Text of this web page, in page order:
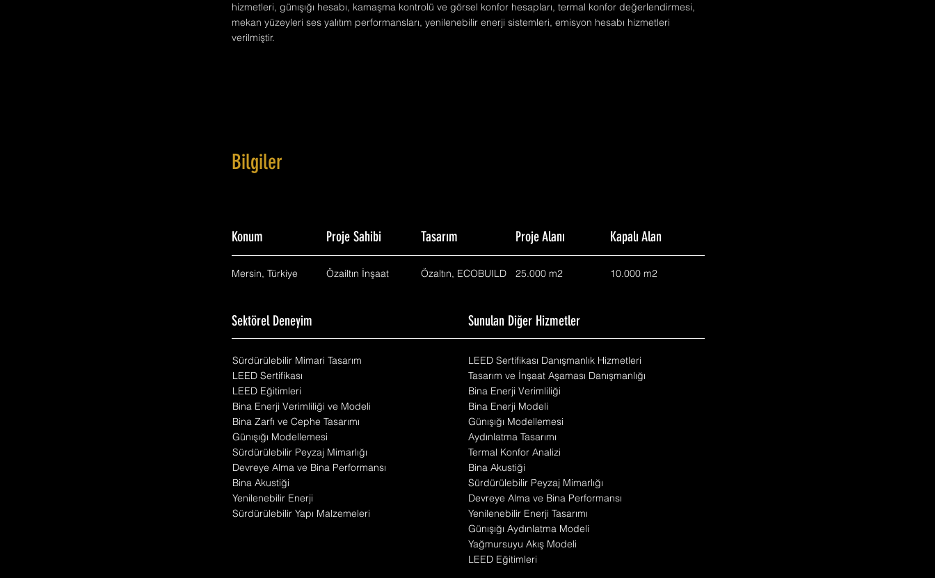
hizmetleri, günışığı hesabı, kamaşma kontrolü ve görsel konfor hesapları, termal konfor değerlendirmesi,
mekan yüzeyleri ses yalıtım performansları, yenilenebilir enerji sistemleri, emisyon hesabı hizmetleri
verilmiştir.
Bilgiler
Konum Proje Sahibi Tasarım Proje Alanı Kapalı Alan
Mersin, Türkiye Özailtın İnşaat Özaltın, ECOBUILD 25.000 m2 10.000 m2
Sektörel Deneyim Sunulan Diğer Hizmetler
Sürdürülebilir Mimari Tasarım
LEED Sertifikası
LEED Eğitimleri
Bina Enerji Verimliliği ve Modeli
Bina Zarfı ve Cephe Tasarımı
Günışığı Modellemesi
Sürdürülebilir Peyzaj Mimarlığı
Devreye Alma ve Bina Performansı
Bina Akustiği
Yenilenebilir Enerji
Sürdürülebilir Yapı Malzemeleri
LEED Sertifikası Danışmanlık Hizmetleri
Tasarım ve İnşaat Aşaması Danışmanlığı
Bina Enerji Verimliliği
Bina Enerji Modeli
Günışığı Modellemesi
Aydınlatma Tasarımı
Termal Konfor Analizi
Bina Akustiği
Sürdürülebilir Peyzaj Mimarlığı
Devreye Alma ve Bina Performansı
Yenilenebilir Enerji Tasarımı
Günışığı Aydınlatma Modeli
Yağmursuyu Akış Modeli
LEED Eğitimleri